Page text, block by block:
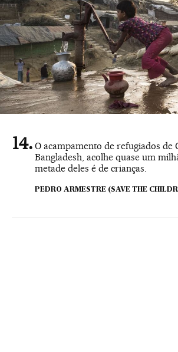
O acampamento de refugiados de
Bangladesh, acolhe quase um
metade deles é de crianças.
PEDRO ARMESTRE (SAVE THE